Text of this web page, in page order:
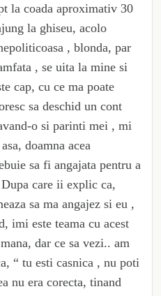
la coada aproximativ 30
la ghiseu, acolo
, blonda, par
, se uita la mine si
cap, cu ce ma poate
sa deschid un cont
o si parinti mei , mi
doamna acea
sa fi angajata pentru a
care ii explic ca,
sa ma angajez si eu ,
imi este teama cu acest
dar ce sa vezi.. am
“ tu esti casnica , nu poti
nu era corecta, tinand